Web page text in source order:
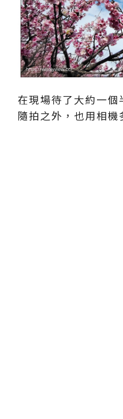
在現場待了大約一個
隨拍之外，也用相機